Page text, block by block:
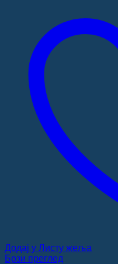
Додај у Листу жеља
Брзи преглед